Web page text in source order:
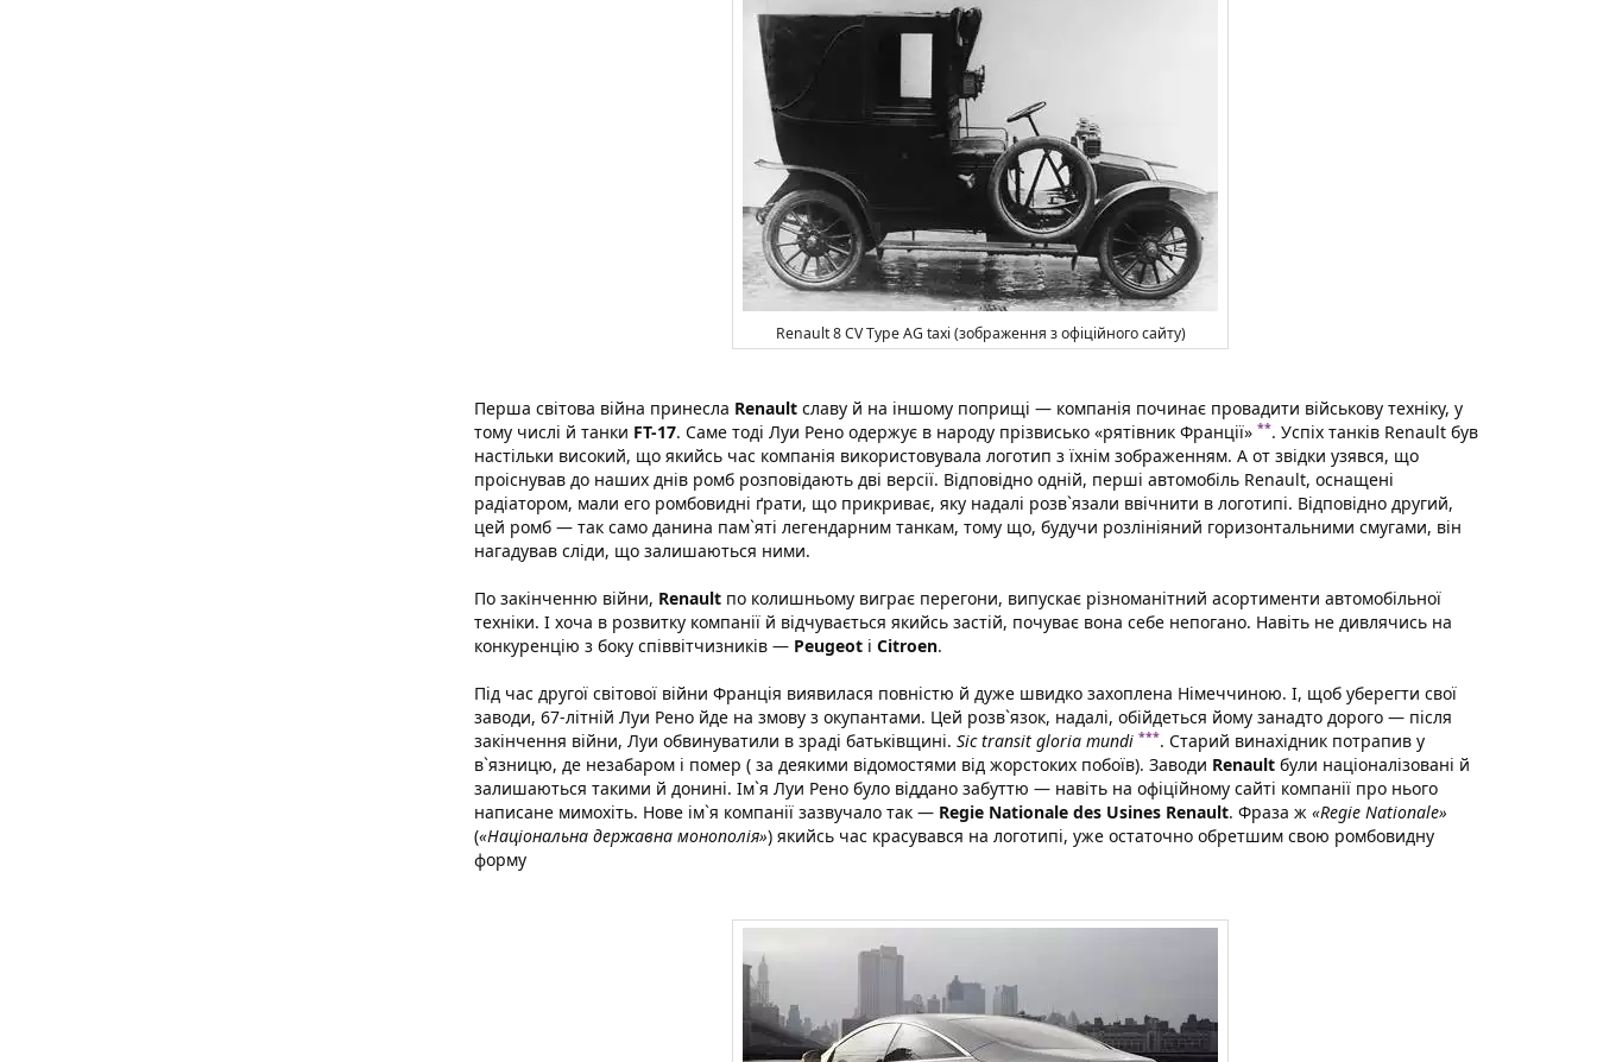
Renault 8 CV Type AG taxi (зображення з офіційного сайту)
Перша світова війна принесла Renaultславу й на іншому поприщі — компанія починає провадити військову техніку, у
тому числі й танки FT-17. Саме тоді Луи Рено одержує в народу прізвисько «рятівник Франції» **. Успіх танків Renault був
настільки високий, що якийсь час компанія використовувала логотип з їхнім зображенням. А от звідки узявся, що
проіснував до наших днів ромб розповідають дві версії. Відповідно одній, перші автомобіль Renault, оснащені
радіатором, мали его ромбовидні ґрати, що прикриває, яку надалі розв`язали ввічнити в логотипі. Відповідно другий,
цей ромб — так само данина пам`яті легендарним танкам, тому що, будучи розлініяний горизонтальними смугами, він
нагадував сліди, що залишаються ними.
По закінченню війни, Renaultпо колишньому виграє перегони, випускає різноманітний асортименти автомобільної
техніки. І хоча в розвитку компанії й відчувається якийсь застій, почуває вона себе непогано. Навіть не дивлячись на
конкуренцію з боку співвітчизників — Peugeotі Citroen.
Під час другої світової війни Франція виявилася повністю й дуже швидко захоплена Німеччиною. І, щоб уберегти свої
заводи, 67-літній Луи Рено йде на змову з окупантами. Цей розв`язок, надалі, обійдеться йому занадто дорого — після
закінчення війни, Луи обвинуватили в зраді батьківщині. Sic transit gloria mundi ***. Старий винахідник потрапив у
в`язницю, де незабаром і помер ( за деякими відомостями від жорстоких побоїв). Заводи Renaultбули націоналізовані й
залишаються такими й донині. Ім`я Луи Рено було віддано забуттю — навіть на офіційному сайті компанії про нього
написане мимохіть. Нове ім`я компанії зазвучало так — Regie Nationale des Usines Renault. Фраза ж «Regie Nationale»
(«Національна державна монополія») якийсь час красувався на логотипі, уже остаточно обретшим свою ромбовидну
форму